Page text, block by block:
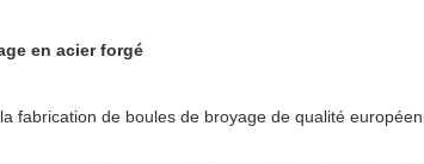
en acier forgé
fabrication de boules de broyage de qualité